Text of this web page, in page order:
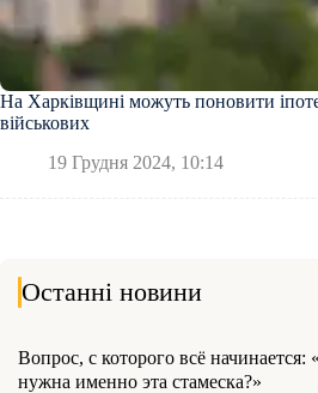
На Харківщині можуть поновити
військових
19 Грудня 2024, 10:14
Останні новини
Вопрос, с которого всё
нужна именно эта стамеска?»